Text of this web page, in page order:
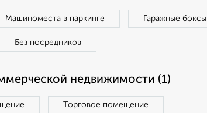
Машиноместа в паркинге Гаражные боксы
Без посредников
недвижимости (1)
Торговое помещение